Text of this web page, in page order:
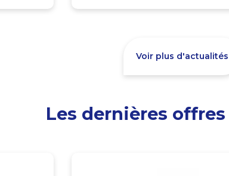
Voir plus d'actualités
Les dernières